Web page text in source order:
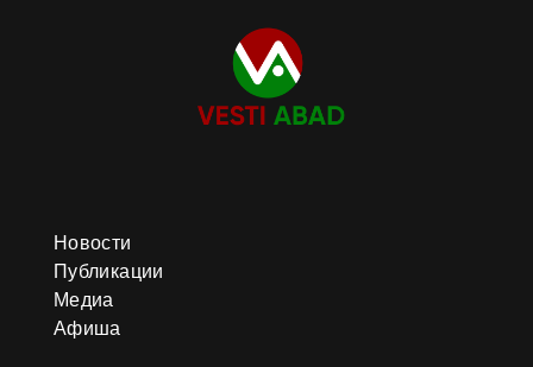
Новости
Публикации
Медиа
Афиша